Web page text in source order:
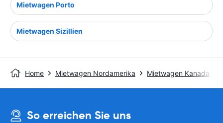
Mietwagen Porto
Mietwagen Sizillien
Home Mietwagen Nordamerika Mietwagen Kanada
So erreichen Sie uns